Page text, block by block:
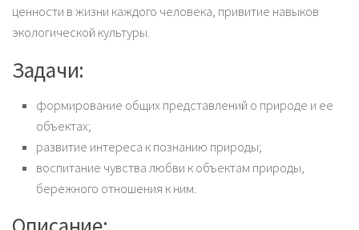
ценности в жизни каждого человека, привитие навыков
экологической культуры.
Задачи:
формирование общих представлений о природе и ее
объектах;
развитие интереса к познанию природы;
воспитание чувства любви к объектам природы,
бережного отношения к ним.